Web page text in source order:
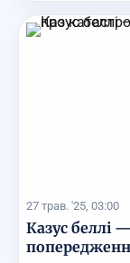
27 трав. '25, 03:00
Казус беллі